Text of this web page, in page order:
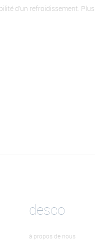
d’un refroidissement.
desco
à propos de nous